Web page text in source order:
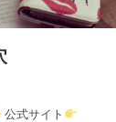
公式サイト